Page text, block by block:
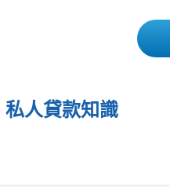
私人貸款知識